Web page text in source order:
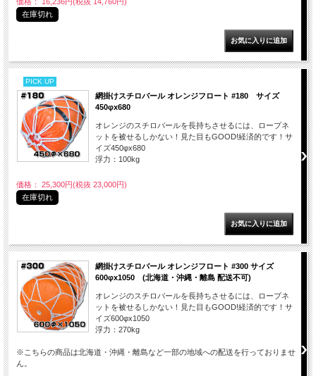
在庫切れ
PICK UP
網掛けスチロバール オレンジフロート #180 サイズ
450φx680
オレンジのスチロバールを長持ちさせるには、ロープネ
ットを被せるしかない！見た目もGOOD!経済的です！サ
イズ450φx680
浮力：100kg
価格： 25,300円(税抜 23,000円)
在庫切れ
網掛けスチロバール オレンジフロート #300 サイズ
600φx1050 (北海道・沖縄・離島 配送不可)
オレンジのスチロバールを長持ちさせるには、ロープネ
ットを被せるしかない！見た目もGOOD!経済的です！サ
イズ600φx1050
浮力：270kg
※こちらの商品は北海道・沖縄・離島など一部の地域への配送を行っておりませ
ん。